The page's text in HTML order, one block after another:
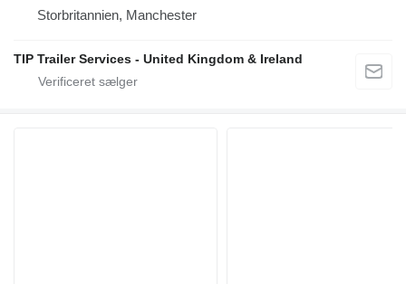
Storbritannien, Manchester
TIP Trailer Services - United Kingdom & Ireland